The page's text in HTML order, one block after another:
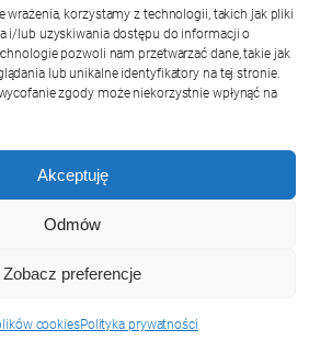
wrażenia, korzystamy z technologii, takich jak pliki
i/lub uzyskiwania dostępu do informacji o
pozwoli nam przetwarzać dane, takie jak
lub unikalne identyfikatory na tej stronie.
zgody może niekorzystnie wpłynąć na
Akceptuję
Odmów
Zobacz preferencje
cookiesPolityka prywatności
Mapa strony